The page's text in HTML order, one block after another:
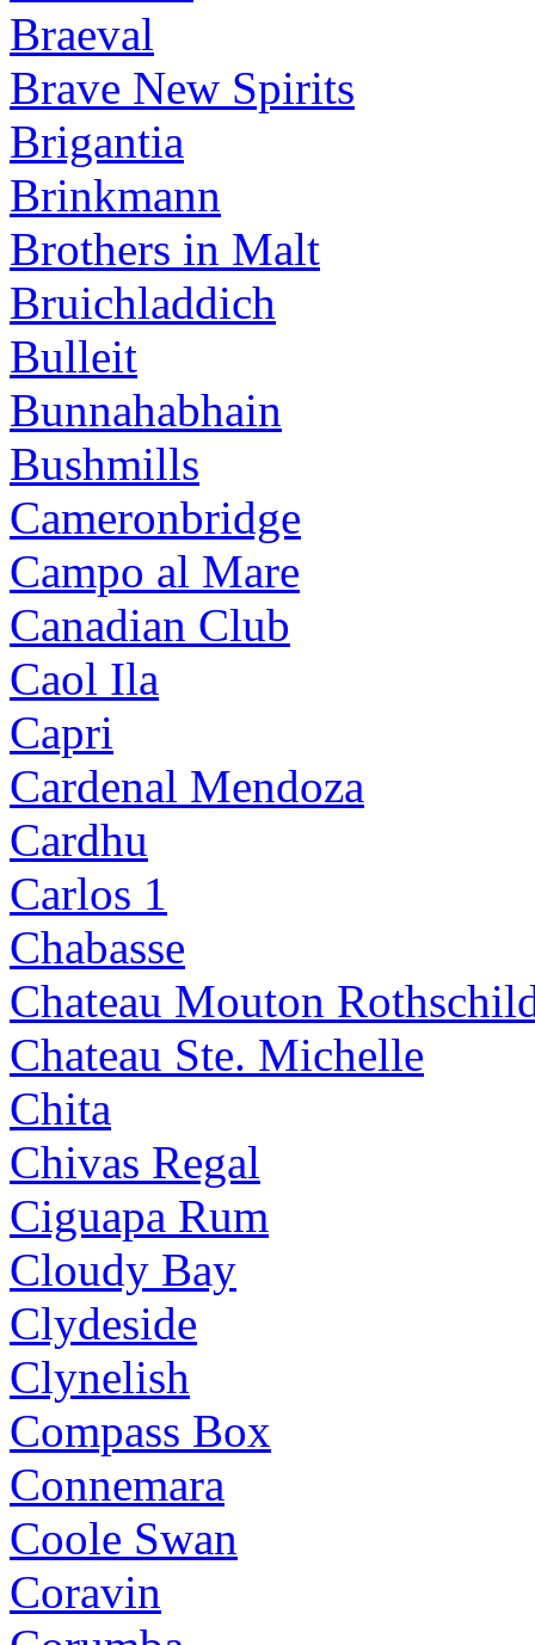
Braeval
Brave New Spirits
Brigantia
Brinkmann
Brothers in Malt
Bruichladdich
Bulleit
Bunnahabhain
Bushmills
Cameronbridge
Campo al Mare
Canadian Club
Caol Ila
Capri
Cardenal Mendoza
Cardhu
Carlos 1
Chabasse
Chateau Mouton
Chateau Ste. Michelle
Chita
Chivas Regal
Ciguapa Rum
Cloudy Bay
Clydeside
Clynelish
Compass Box
Connemara
Coole Swan
Coravin